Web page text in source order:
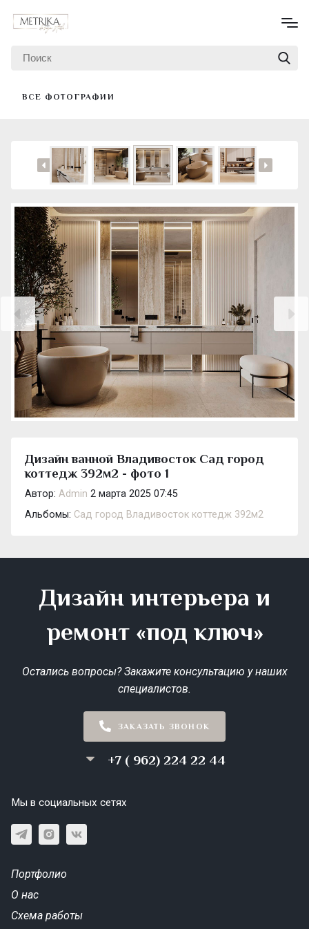
ВСЕ ФОТОГРАФИИ
Дизайн ванной Владивосток Сад город
коттедж 392м2 - фото 1
Автор: Admin 2 марта 2025 07:45
Альбомы: Сад город Владивосток коттедж 392м2
Дизайн интерьера и
ремонт «под ключ»
Остались вопросы? Закажите консультацию у наших
специалистов.
ЗАКАЗАТЬ ЗВОНОК
+7 ( 962) 224 22 44
Мы в социальных сетях
Портфолио
О нас
Схема работы